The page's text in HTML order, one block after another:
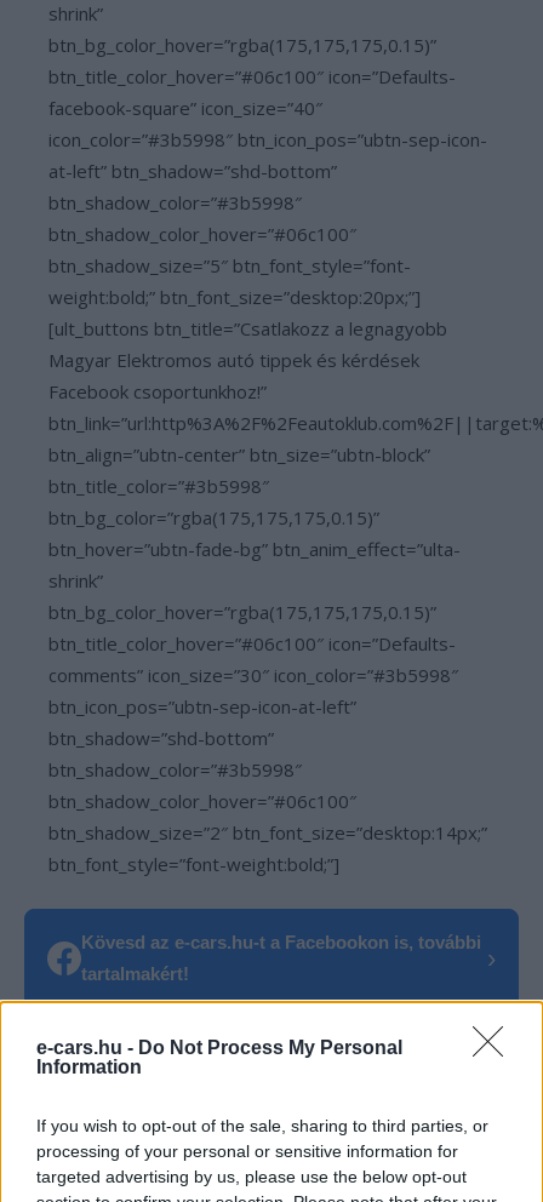
e-cars.hu - Do Not Process My Personal
Information
If you wish to opt-out of the sale, sharing to third parties, or
processing of your personal or sensitive information for
targeted advertising by us, please use the below opt-out
shrink”
btn_bg_color_hover=”rgba(175,175,175,0.15)”
btn_title_color_hover=”#06c100″ icon=”Defaults-
facebook-square” icon_size=”40″
icon_color=”#3b5998″ btn_icon_pos=”ubtn-sep-icon-
at-left” btn_shadow=”shd-bottom”
btn_shadow_color=”#3b5998″
btn_shadow_color_hover=”#06c100″
btn_shadow_size=”5″ btn_font_style=”font-
weight:bold;” btn_font_size=”desktop:20px;”]
[ult_buttons btn_title=”Csatlakozz a legnagyobb
Magyar Elektromos autó tippek és kérdések
Facebook csoportunkhoz!”
btn_align=”ubtn-center” btn_size=”ubtn-block”
btn_title_color=”#3b5998″
btn_bg_color=”rgba(175,175,175,0.15)”
btn_hover=”ubtn-fade-bg” btn_anim_effect=”ulta-
shrink”
btn_bg_color_hover=”rgba(175,175,175,0.15)”
btn_title_color_hover=”#06c100″ icon=”Defaults-
comments” icon_size=”30″ icon_color=”#3b5998″
btn_icon_pos=”ubtn-sep-icon-at-left”
btn_shadow=”shd-bottom”
btn_shadow_color=”#3b5998″
btn_shadow_color_hover=”#06c100″
btn_shadow_size=”2″ btn_font_size=”desktop:14px;”
btn_font_style=”font-weight:bold;”]
Kövesd az e-cars.hu-t a Facebookon is, további
tartalmakért!
›
CÍMKÉK Elektromos autó